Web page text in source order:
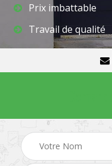
Prix imbattable
Travail de qualité